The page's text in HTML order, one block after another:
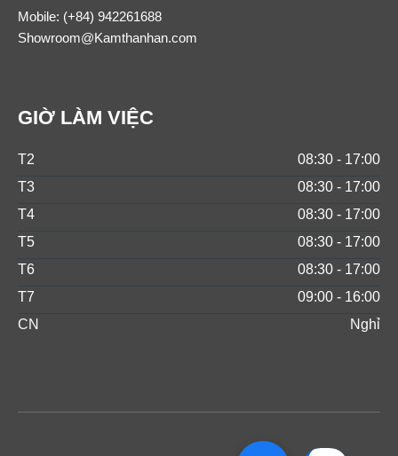
Mobile: (+84) 942261688
Showroom@Kamthanhan.com
GIỜ LÀM VIỆC
T2
08:30 - 17:00
T3
08:30 - 17:00
T4
08:30 - 17:00
T5
08:30 - 17:00
T6
08:30 - 17:00
T7
09:00 - 16:00
CN
Nghỉ